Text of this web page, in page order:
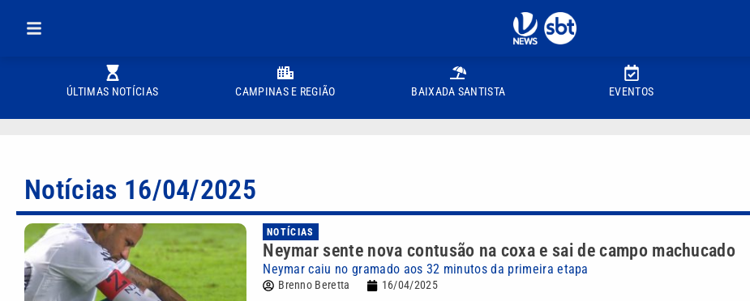
ÚLTIMAS NOTÍCIAS CAMPINAS E REGIÃO BAIXADA SANTISTA EVENTOS
Notícias 16/04/2025
NOTÍCIAS
Neymar sente nova contusão na coxa e sai de campo machucado
Neymar caiu no gramado aos 32 minutos da primeira etapa
Brenno Beretta 16/04/2025